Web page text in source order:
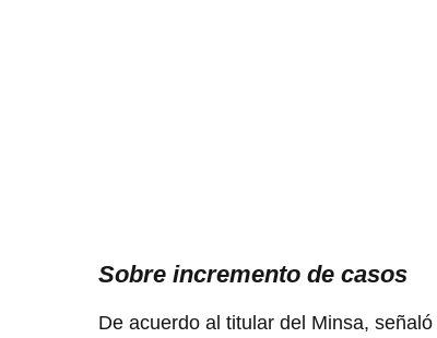
Sobre incremento de casos
De acuerdo al titular del Minsa,